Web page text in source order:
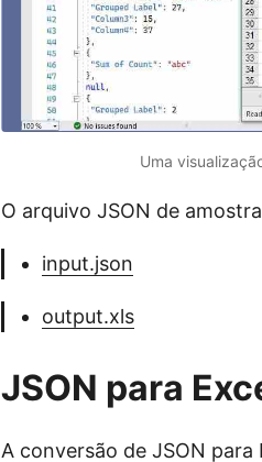
Uma
O arquivo JSON de
input.json
output.xls
JSON para
A conversão de JSON para